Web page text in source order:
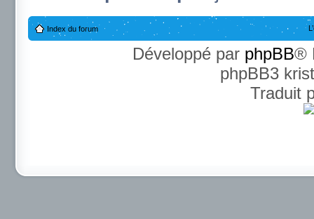
Index du forum
Développé par phpBB®
phpBB3
Traduit